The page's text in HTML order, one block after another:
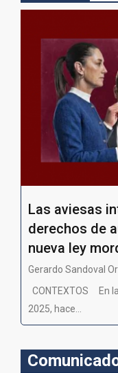
Las aviesas
derechos de
nueva ley
Gerardo Sandoval
CONTEXTOS En
2025, hace...